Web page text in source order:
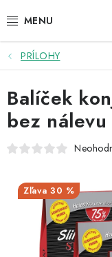
na
PRÍLOHY
HOTOVÉ JEDLÁ
DRESINGY
USUI
DIÉTNE PLÁNY
PRÍLOHY
Balíček
bez
30 %